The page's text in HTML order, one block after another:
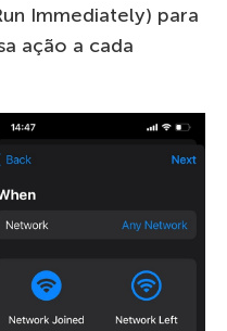
Immediately) para
ação a cada